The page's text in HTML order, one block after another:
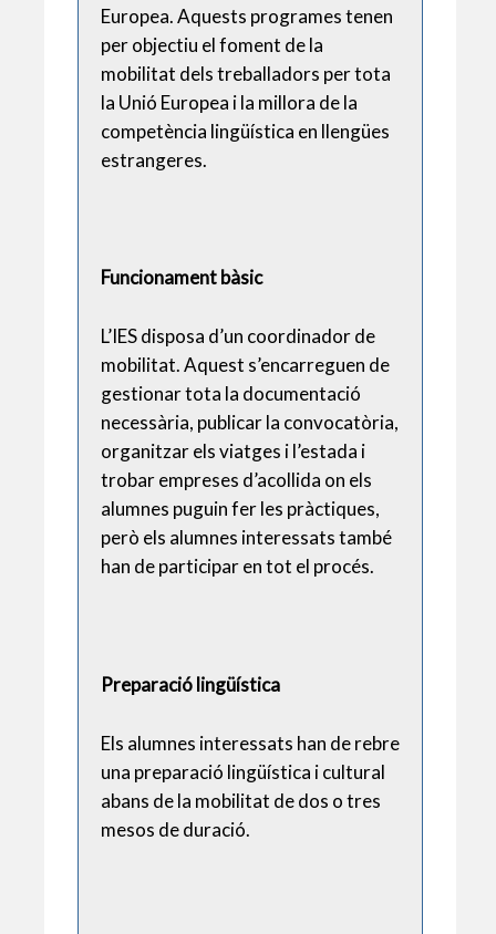
Europea. Aquests programes tenen
per objectiu el foment de la
mobilitat dels treballadors per tota
la Unió Europea i la millora de la
competència lingüística en llengües
estrangeres.
Funcionament bàsic
L’IES disposa d’un coordinador de
mobilitat. Aquest s’encarreguen de
gestionar tota la documentació
necessària, publicar la convocatòria,
organitzar els viatges i l’estada i
trobar empreses d’acollida on els
alumnes puguin fer les pràctiques,
però els alumnes interessats també
han de participar en tot el procés.
Preparació lingüística
Els alumnes interessats han de rebre
una preparació lingüística i cultural
abans de la mobilitat de dos o tres
mesos de duració.